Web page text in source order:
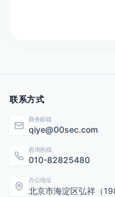
联系方式
商务邮箱
qiye@00sec.com
咨询热线
010-82825480
办公地址
北京市海淀区弘祥（